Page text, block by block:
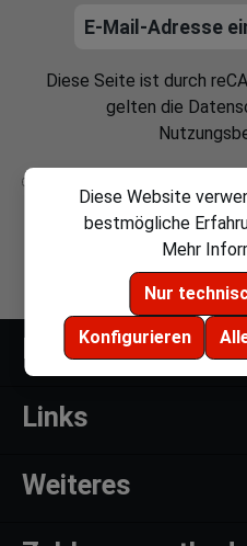
Diese Seite ist durch
gelten die
Kontakt
Links
Weiteres
Diese Website
bestmögliche
Mehr
Nur
Konfigurieren